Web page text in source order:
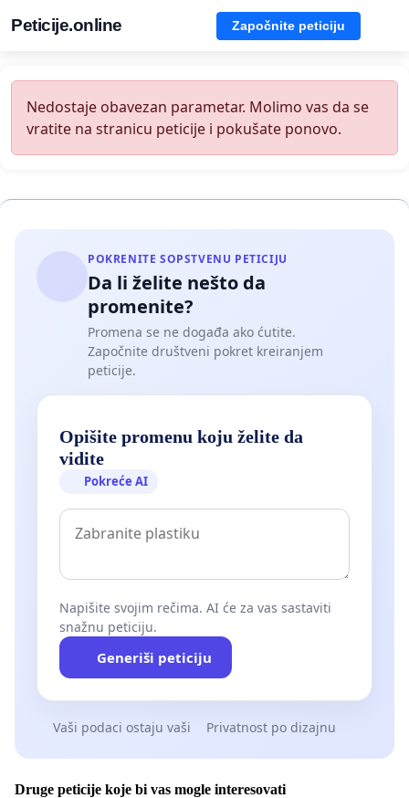
Peticije.online Započnite peticiju
Nedostaje obavezan parametar. Molimo vas da se
vratite na stranicu peticije i pokušate ponovo.
POKRENITE SOPSTVENU PETICIJU
Da li želite nešto da
promenite?
Promena se ne događa ako ćutite.
Započnite društveni pokret kreiranjem
peticije.
Opišite promenu koju želite da
vidite
Pokreće AI
Napišite svojim rečima. AI će za vas sastaviti
snažnu peticiju.
Generiši peticiju
Vaši podaci ostaju vaši Privatnost po dizajnu
Druge peticije koje bi vas mogle interesovati